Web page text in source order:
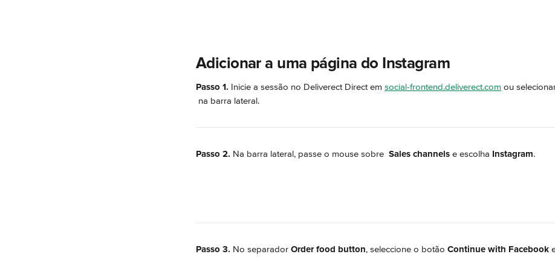
Adicionar a uma página do Instagram
Passo 1. Inicie a sessão no Deliverect Direct em social-frontend.deliverect.com ou
na barra lateral.
Passo 2. Na barra lateral, passe o mouse sobre Sales channels e escolha Instagram.
Passo 3. No separador Order food button, seleccione o botão Continue with Facebook